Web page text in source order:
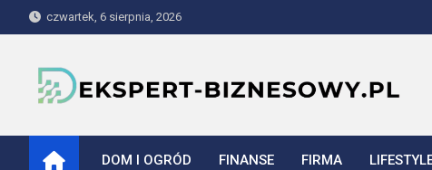
to
czwartek, 6 sierpnia, 2026
ekspert-biznesowy.pl
DOM I OGRÓD FINANSE FIRMA